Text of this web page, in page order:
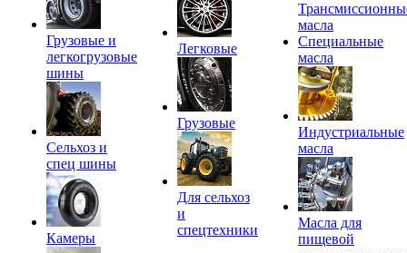
Грузовые и
легкогрузовые
шины
Сельхоз и
спец шины
Камеры
Легковые
Грузовые
Для сельхоз
и
спецтехники
масла
Специальные
масла
Индустриальные
масла
Масла для
пищевой